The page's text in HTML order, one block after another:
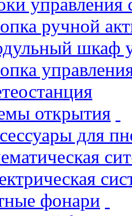
ручной
шкаф
открытия
для
фонари